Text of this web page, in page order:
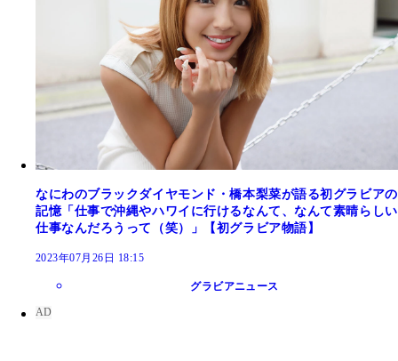
なにわのブラックダイヤモンド・橋本梨菜が語る初グラビアの
記憶「仕事で沖縄やハワイに行けるなんて、なんて素晴らしい
仕事なんだろうって（笑）」【初グラビア物語】
2023年07月26日 18:15
グラビアニュース